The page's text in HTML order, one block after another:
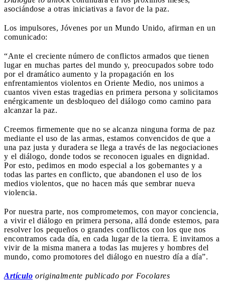
asociándose a otras iniciativas a favor de la paz.
Los impulsores, Jóvenes por un Mundo Unido, afirman en un
comunicado:
“Ante el creciente número de conflictos armados que tienen
lugar en muchas partes del mundo y, preocupados sobre todo
por el dramático aumento y la propagación en los
enfrentamientos violentos en Oriente Medio, nos unimos a
cuantos viven estas tragedias en primera persona y solicitamos
enérgicamente un desbloqueo del diálogo como camino para
alcanzar la paz.
Creemos firmemente que no se alcanza ninguna forma de paz
mediante el uso de las armas, estamos convencidos de que a
una paz justa y duradera se llega a través de las negociaciones
y el diálogo, donde todos se reconocen iguales en dignidad.
Por esto, pedimos en modo especial a los gobernantes y a
todas las partes en conflicto, que abandonen el uso de los
medios violentos, que no hacen más que sembrar nueva
violencia.
Por nuestra parte, nos comprometemos, con mayor conciencia,
a vivir el diálogo en primera persona, allá donde estemos, para
resolver los pequeños o grandes conflictos con los que nos
encontramos cada día, en cada lugar de la tierra. E invitamos a
vivir de la misma manera a todas las mujeres y hombres del
mundo, como promotores del diálogo en nuestro día a día”.
Artículo originalmente publicado por Focolares